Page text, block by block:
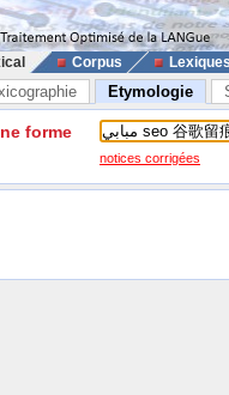
Corpus
Etymologie
forme
notices corrigées